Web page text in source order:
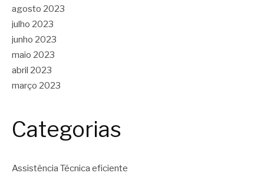
agosto 2023
julho 2023
junho 2023
maio 2023
abril 2023
março 2023
Categorias
Assistência Técnica eficiente